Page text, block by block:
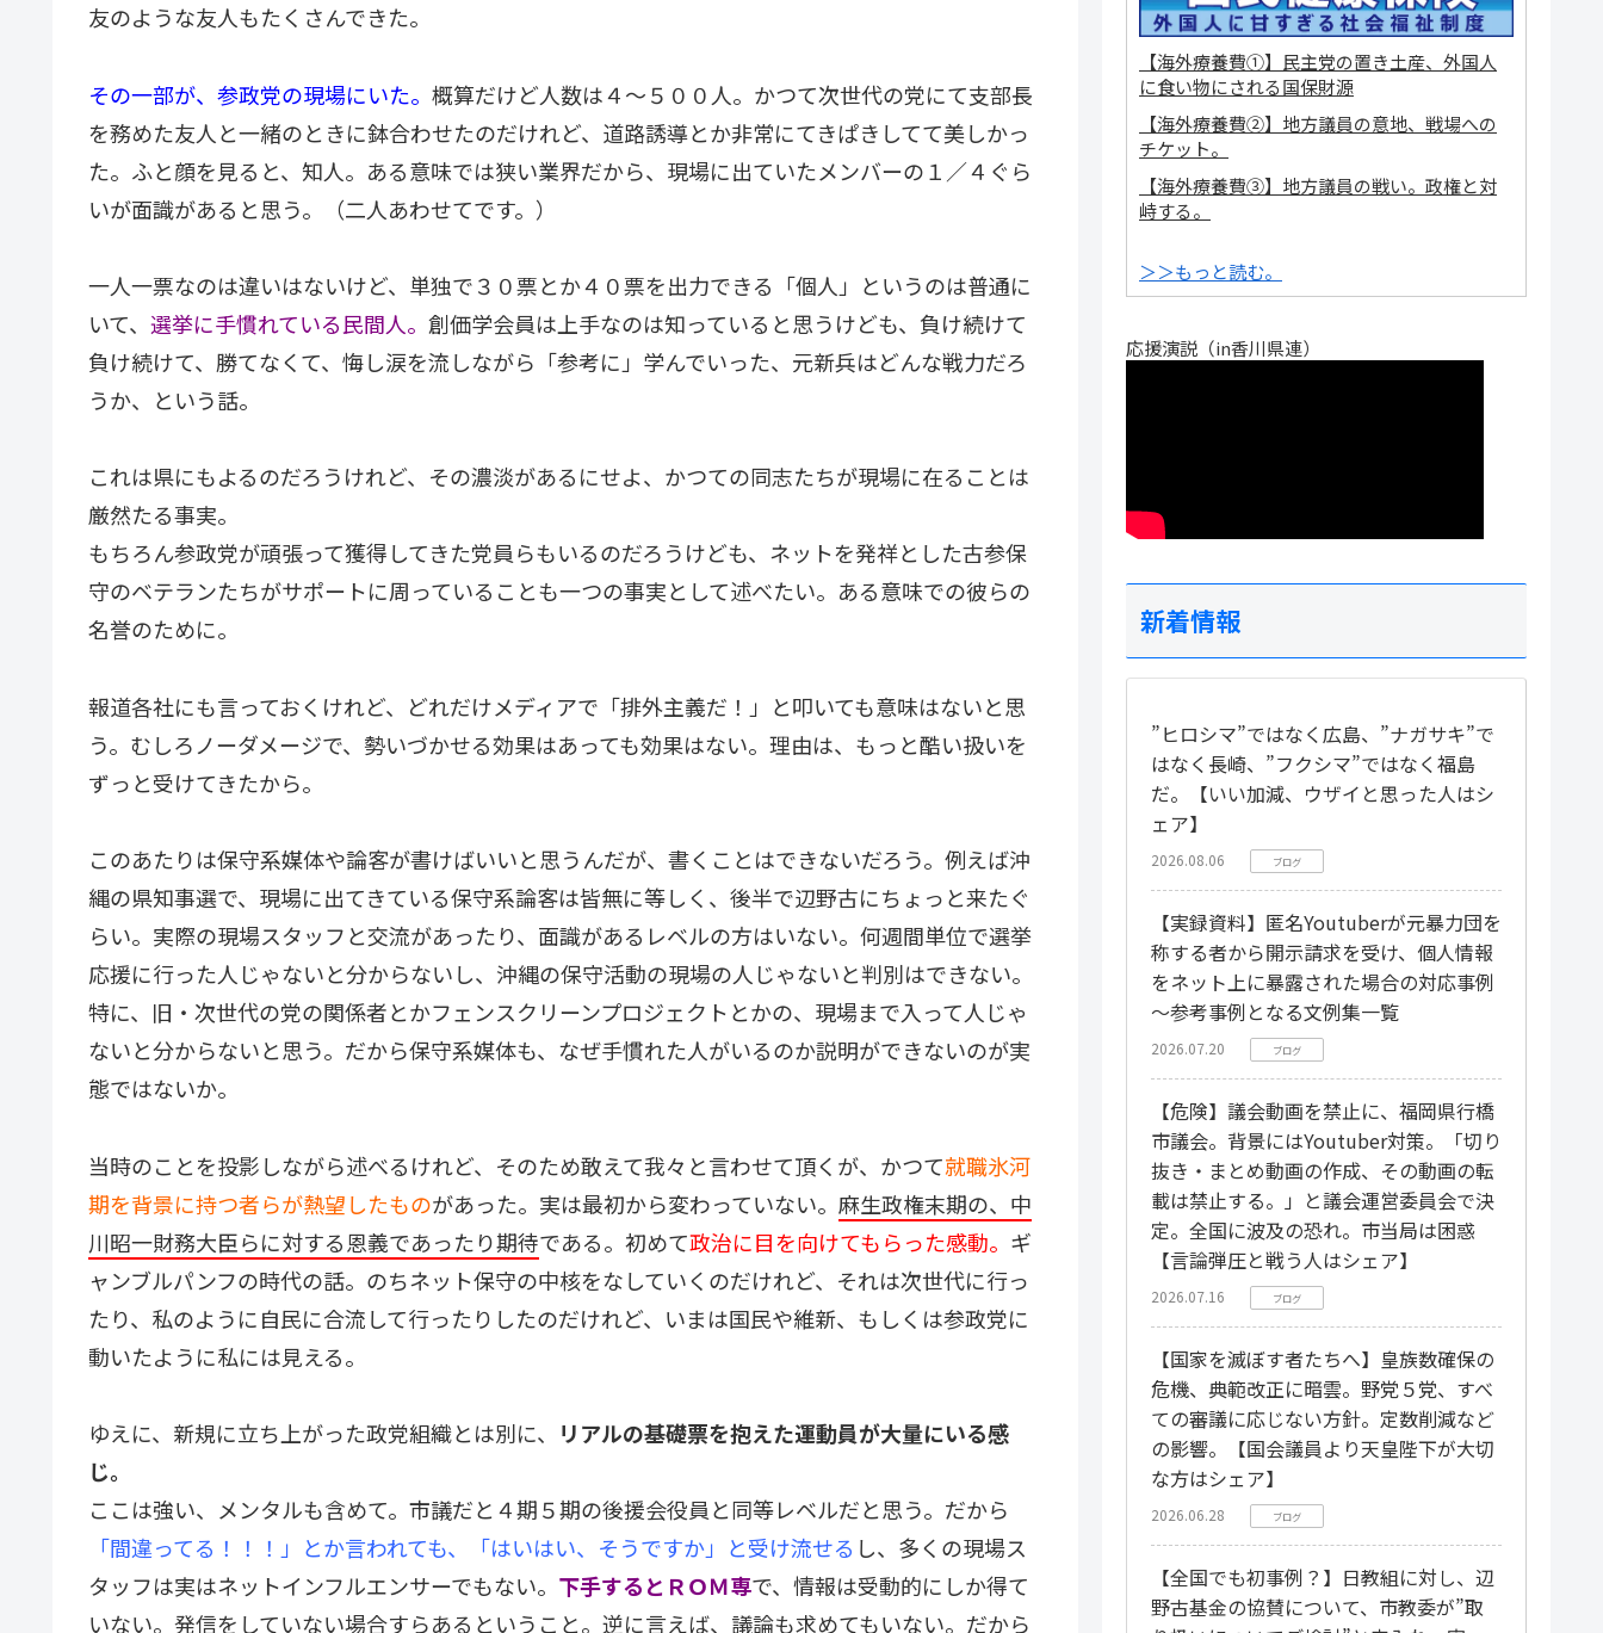
友のような友人もたくさんできた。
その一部が、参政党の現場にいた。 概算だけど人数は４～５００人。かつて次世代の党にて支部長
を務めた友人と一緒のときに鉢合わせたのだけれど、道路誘導とか非常にてきぱきしてて美しかっ
た。ふと顔を見ると、知人。ある意味では狭い業界だから、現場に出ていたメンバーの１／４ぐら
いが面識があると思う。（二人あわせてです。）
一人一票なのは違いはないけど、単独で３０票とか４０票を出力できる「個人」というのは普通に
いて、 選挙に手慣れている民間人。 創価学会員は上手なのは知っていると思うけども、負け続けて
負け続けて、勝てなくて、悔し涙を流しながら「参考に」学んでいった、元新兵はどんな戦力だろ
うか、という話。
これは県にもよるのだろうけれど、その濃淡があるにせよ、かつての同志たちが現場に在ることは
厳然たる事実。
もちろん参政党が頑張って獲得してきた党員らもいるのだろうけども、ネットを発祥とした古参保
守のベテランたちがサポートに周っていることも一つの事実として述べたい。ある意味での彼らの
名誉のために。
報道各社にも言っておくけれど、どれだけメディアで「排外主義だ！」と叩いても意味はないと思
う。むしろノーダメージで、勢いづかせる効果はあっても効果はない。理由は、もっと酷い扱いを
ずっと受けてきたから。
このあたりは保守系媒体や論客が書けばいいと思うんだが、書くことはできないだろう。例えば沖
縄の県知事選で、現場に出てきている保守系論客は皆無に等しく、後半で辺野古にちょっと来たぐ
らい。実際の現場スタッフと交流があったり、面識があるレベルの方はいない。何週間単位で選挙
応援に行った人じゃないと分からないし、沖縄の保守活動の現場の人じゃないと判別はできない。
特に、旧・次世代の党の関係者とかフェンスクリーンプロジェクトとかの、現場まで入って人じゃ
ないと分からないと思う。だから保守系媒体も、なぜ手慣れた人がいるのか説明ができないのが実
態ではないか。
当時のことを投影しながら述べるけれど、そのため敢えて我々と言わせて頂くが、かつて就職氷河
期を背景に持つ者らが熱望したものがあった。実は最初から変わっていない。 麻生政権末期の、中
川昭一財務大臣らに対する恩義であったり期待である。初めて政治に目を向けてもらった感動。 ギ
ャンブルパンフの時代の話。のちネット保守の中核をなしていくのだけれど、それは次世代に行っ
たり、私のように自民に合流して行ったりしたのだけれど、いまは国民や維新、もしくは参政党に
動いたように私には見える。
ゆえに、新規に立ち上がった政党組織とは別に、
リアルの基礎票を抱えた運動員が大量にいる感
じ。
ここは強い、メンタルも含めて。市議だと４期５期の後援会役員と同等レベルだと思う。だから
「間違ってる！！！」とか言われても、「はいはい、そうですか」と受け流せる し、多くの現場ス
タッフは実はネットインフルエンサーでもない。 下手するとＲＯＭ専で、情報は受動的にしか得て
いない。発信をしていない場合すらあるということ。逆に言えば、議論も求めてもいない。だから
【海外療養費①】民主党の置き土産、外国人
に食い物にされる国保財源
【海外療養費②】地方議員の意地、戦場への
チケット。
【海外療養費③】地方議員の戦い。政権と対
峙する。
＞＞もっと読む。
応援演説（in香川県連）
新着情報
”ヒロシマ”ではなく広島、”ナガサキ”で
はなく長崎、”フクシマ”ではなく福島
だ。【いい加減、ウザイと思った人はシ
ェア】
2026.08.06 ブログ
【実録資料】匿名Youtuberが元暴力団を
称する者から開示請求を受け、個人情報
をネット上に暴露された場合の対応事例
～参考事例となる文例集一覧
2026.07.20 ブログ
【危険】議会動画を禁止に、福岡県行橋
市議会。背景にはYoutuber対策。「切り
抜き・まとめ動画の作成、その動画の転
載は禁止する。」と議会運営委員会で決
定。全国に波及の恐れ。市当局は困惑
【言論弾圧と戦う人はシェア】
2026.07.16 ブログ
【国家を滅ぼす者たちへ】皇族数確保の
危機、典範改正に暗雲。野党５党、すべ
ての審議に応じない方針。定数削減など
の影響。【国会議員より天皇陛下が大切
な方はシェア】
2026.06.28 ブログ
【全国でも初事例？】日教組に対し、辺
野古基金の協賛について、市教委が”取